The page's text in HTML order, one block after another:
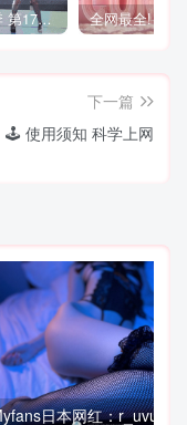
熊猫班 第五季 第17期 最终职级赛&完结
下一篇
🕹️ 使用须知 科学上网